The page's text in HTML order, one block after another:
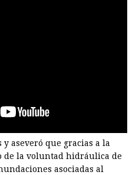
y aseveró que gracias a la
de la voluntad hidráulica de
asociadas al